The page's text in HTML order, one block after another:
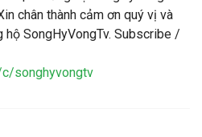
chân thành cảm ơn quý vị và
hộ SongHyVongTv. Subscribe /
songhyvongtv